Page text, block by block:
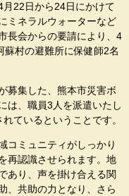
22日から24日にかけて
ミネラルウォーターなど
長会からの要請により、4
村の避難所に保健師2名
募集した、熊本市災害ボ
は、職員3人を派遣いたし
ているということです。
コミュニティがしっかり
再認識させられます。地
あり、声を掛け合える関
、共助の力となり、さら